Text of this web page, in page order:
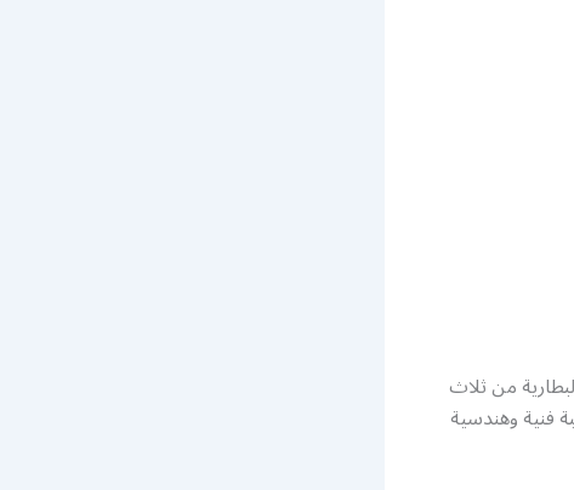
من ثلاث
فنية وهندسية